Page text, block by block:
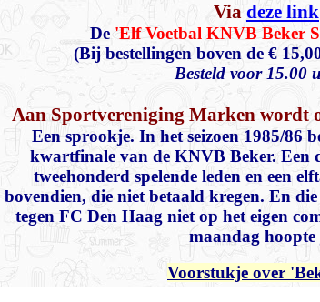
Via deze link
De'Elf Voetbal KNVB Beker
(Bij bestellingen boven de €
Besteld voor 15.00
Aan Sportvereniging Marken wordt
Een sprookje. In het seizoen 1985/86
kwartfinale van de KNVB Beker. Een
tweehonderd spelende leden en een
bovendien, die niet betaald kregen. En
tegen FC Den Haag niet op het eigen
maandag
Voorstukje over